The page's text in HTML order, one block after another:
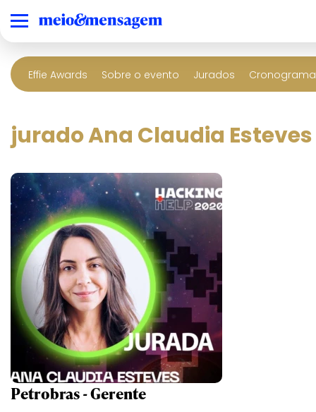
Effie Awards Sobre o evento Jurados
jurado Ana Claudia Esteves
Petrobras - Gerente